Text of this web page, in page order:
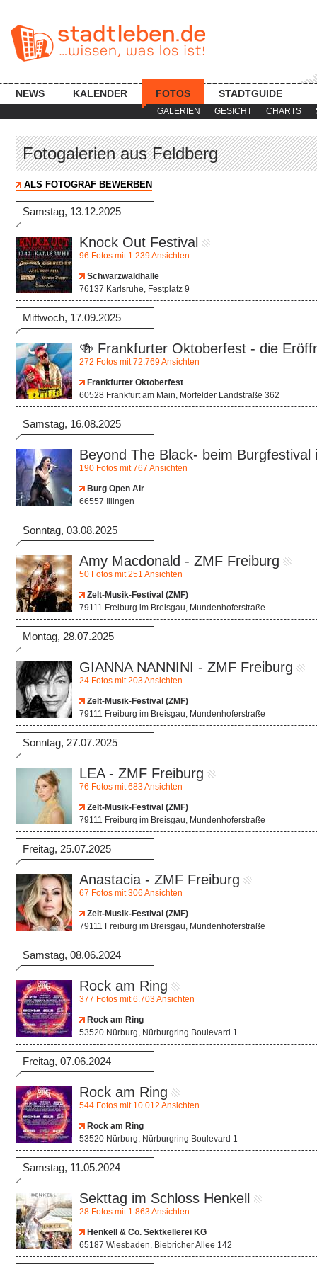
GALERIEN GESICHT CHARTS
NEWS KALENDER FOTOS STADTGUIDE
Fotogalerien aus Feldberg
ALS FOTOGRAF BEWERBEN
Samstag, 13.12.2025
Knock Out Festival
96 Fotos mit 1.239 Ansichten
Schwarzwaldhalle
76137 Karlsruhe, Festplatz 9
Mittwoch, 17.09.2025
🍻 Frankfurter Oktoberfest - die
272 Fotos mit 72.769 Ansichten
Frankfurter Oktoberfest
60528 Frankfurt am Main, Mörfelder Landstraße 362
Samstag, 16.08.2025
Beyond The Black- beim Burgfestival
190 Fotos mit 767 Ansichten
Burg Open Air
66557 Illingen
Sonntag, 03.08.2025
Amy Macdonald - ZMF Freiburg
50 Fotos mit 251 Ansichten
Zelt-Musik-Festival (ZMF)
79111 Freiburg im Breisgau, Mundenhoferstraße
Montag, 28.07.2025
GIANNA NANNINI - ZMF Freiburg
24 Fotos mit 203 Ansichten
Zelt-Musik-Festival (ZMF)
79111 Freiburg im Breisgau, Mundenhoferstraße
Sonntag, 27.07.2025
LEA - ZMF Freiburg
76 Fotos mit 683 Ansichten
Zelt-Musik-Festival (ZMF)
79111 Freiburg im Breisgau, Mundenhoferstraße
Freitag, 25.07.2025
Anastacia - ZMF Freiburg
67 Fotos mit 306 Ansichten
Zelt-Musik-Festival (ZMF)
79111 Freiburg im Breisgau, Mundenhoferstraße
Samstag, 08.06.2024
Rock am Ring
377 Fotos mit 6.703 Ansichten
Rock am Ring
53520 Nürburg, Nürburgring Boulevard 1
Freitag, 07.06.2024
Rock am Ring
544 Fotos mit 10.012 Ansichten
Rock am Ring
53520 Nürburg, Nürburgring Boulevard 1
Samstag, 11.05.2024
Sekttag im Schloss Henkell
28 Fotos mit 1.863 Ansichten
Henkell & Co. Sektkellerei KG
65187 Wiesbaden, Biebricher Allee 142